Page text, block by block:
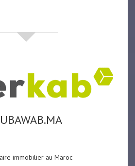
immobilier au Maroc